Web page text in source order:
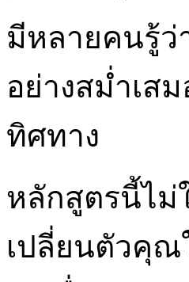
มีหลายคนรู้ว่
อย่างสม่ำเส
ทิศทาง
หลักสูตรนี้ไม่
เปลี่ยนตัวคุณ